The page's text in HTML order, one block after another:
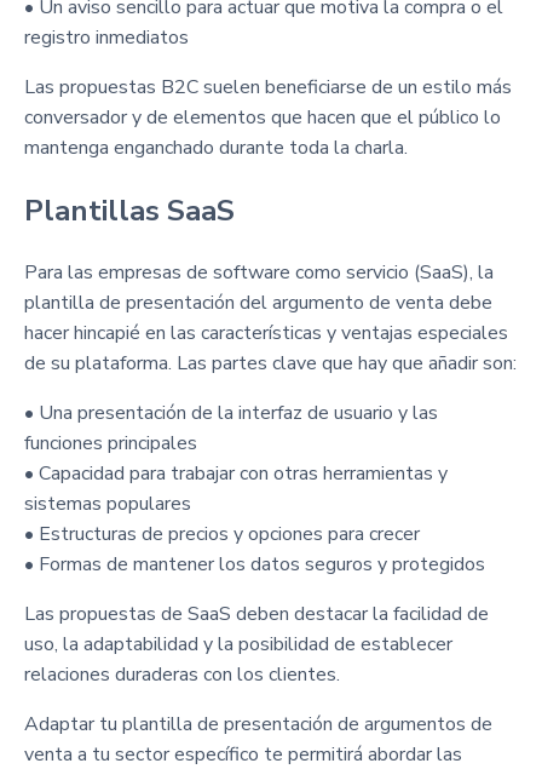
• Un aviso sencillo para actuar que motiva la compra o el
registro inmediatos
Las propuestas B2C suelen beneficiarse de un estilo más
conversador y de elementos que hacen que el público lo
mantenga enganchado durante toda la charla.
Plantillas SaaS
Para las empresas de software como servicio (SaaS), la
plantilla de presentación del argumento de venta debe
hacer hincapié en las características y ventajas especiales
de su plataforma. Las partes clave que hay que añadir son:
• Una presentación de la interfaz de usuario y las
funciones principales
• Capacidad para trabajar con otras herramientas y
sistemas populares
• Estructuras de precios y opciones para crecer
• Formas de mantener los datos seguros y protegidos
Las propuestas de SaaS deben destacar la facilidad de
uso, la adaptabilidad y la posibilidad de establecer
relaciones duraderas con los clientes.
Adaptar tu plantilla de presentación de argumentos de
venta a tu sector específico te permitirá abordar las